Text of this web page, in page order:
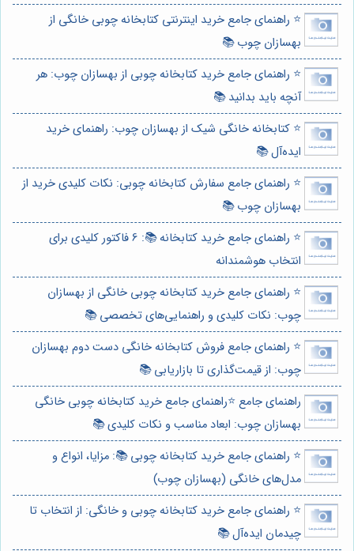
⭐️ راهنمای جامع خرید اینترنتی کتابخانه چوبی خانگی از
بهسازان چوب 📚
⭐️ راهنمای جامع خرید کتابخانه چوبی از بهسازان چوب: هر
آنچه باید بدانید 📚
⭐️ کتابخانه خانگی شیک از بهسازان چوب: راهنمای خرید
ایده‌آل 📚
⭐️ راهنمای جامع سفارش کتابخانه چوبی: نکات کلیدی خرید از
بهسازان چوب 📚
⭐️ راهنمای جامع خرید کتابخانه 📚: 6 فاکتور کلیدی برای
انتخاب هوشمندانه
⭐️ راهنمای جامع خرید کتابخانه چوبی خانگی از بهسازان
چوب: نکات کلیدی و راهنمایی‌های تخصصی 📚
⭐️ راهنمای جامع فروش کتابخانه خانگی دست دوم بهسازان
چوب: از قیمت‌گذاری تا بازاریابی 📚
راهنمای جامع ⭐️راهنمای جامع خرید کتابخانه چوبی خانگی
بهسازان چوب: ابعاد مناسب و نکات کلیدی 📚
⭐️ راهنمای جامع خرید کتابخانه چوبی 📚: مزایا، انواع و
مدل‌های خانگی (بهسازان چوب)
⭐️ راهنمای جامع خرید کتابخانه چوبی و خانگی: از انتخاب تا
چیدمان ایده‌آل 📚